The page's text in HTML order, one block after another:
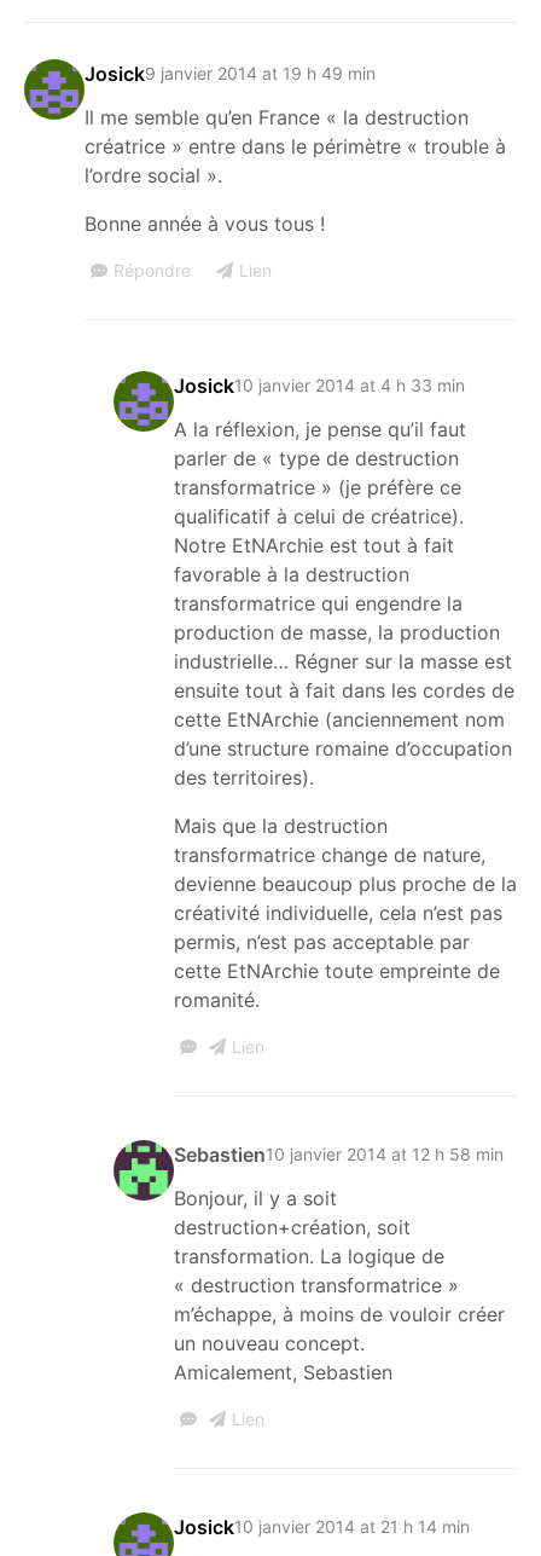
Josick9 janvier 2014 at 19 h 49 min
Il me semble qu’en France « la destruction
créatrice » entre dans le périmètre « trouble à
l’ordre social ».
Bonne année à vous tous !
Répondre Lien
Josick10 janvier 2014 at 4 h 33 min
A la réflexion, je pense qu’il faut
parler de « type de destruction
transformatrice » (je préfère ce
qualificatif à celui de créatrice).
Notre EtNArchie est tout à fait
favorable à la destruction
transformatrice qui engendre la
production de masse, la production
industrielle… Régner sur la masse est
ensuite tout à fait dans les cordes de
cette EtNArchie (anciennement nom
d’une structure romaine d’occupation
des territoires).
Mais que la destruction
transformatrice change de nature,
devienne beaucoup plus proche de la
créativité individuelle, cela n’est pas
permis, n’est pas acceptable par
cette EtNArchie toute empreinte de
romanité.
Lien
Sebastien10 janvier 2014 at 12 h 58 min
Bonjour, il y a soit
destruction+création, soit
transformation. La logique de
« destruction transformatrice »
m’échappe, à moins de vouloir créer
un nouveau concept.
Amicalement, Sebastien
Lien
Josick10 janvier 2014 at 21 h 14 min